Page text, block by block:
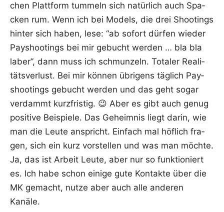
chen Platt­form tum­meln sich natür­lich auch Spa­
cken rum. Wenn ich bei Models, die drei Shoo­tings
hin­ter sich haben, lese: “ab sofort dür­fen wie­der
Pay­shoo­tings bei mir gebucht wer­den … bla bla
laber”, dann muss ich schmun­zeln. Tota­ler Rea­li­
täts­ver­lust. Bei mir kön­nen übri­gens täg­lich Pay­
shoo­tings gebucht wer­den und das geht sogar
ver­dammt kurz­fris­tig. 😉 Aber es gibt auch genug
posi­ti­ve Bei­spie­le. Das Geheim­nis liegt dar­in, wie
man die Leu­te anspricht. Ein­fach mal höf­lich fra­
gen, sich ein kurz vor­stel­len und was man möch­te.
Ja, das ist Arbeit Leu­te, aber nur so funk­tio­niert
es. Ich habe schon eini­ge gute Kon­tak­te über die
MK gemacht, nut­ze aber auch alle ande­ren
Kanäle.